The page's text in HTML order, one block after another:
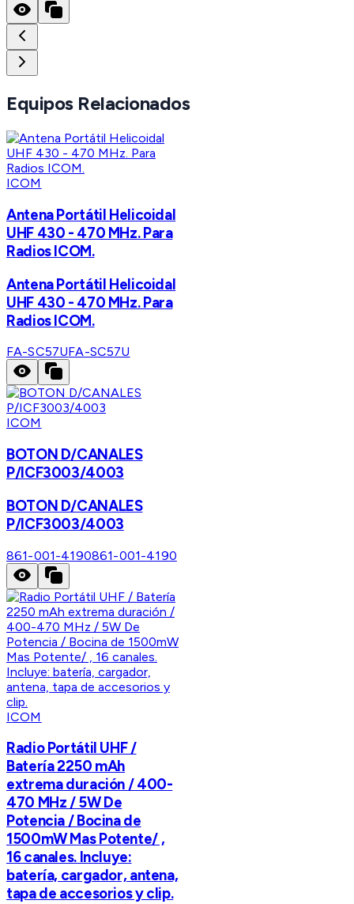
Equipos Relacionados
ICOM
Antena Portátil Helicoidal
UHF 430 - 470 MHz. Para
Radios ICOM.
Antena Portátil Helicoidal
UHF 430 - 470 MHz. Para
Radios ICOM.
FA-SC57UFA-SC57U
ICOM
BOTON D/CANALES
P/ICF3003/4003
BOTON D/CANALES
P/ICF3003/4003
861-001-4190861-001-4190
ICOM
Radio Portátil UHF /
Batería 2250 mAh
extrema duración / 400-
470 MHz / 5W De
Potencia / Bocina de
1500mW Mas Potente/ ,
16 canales. Incluye:
batería, cargador, antena,
tapa de accesorios y clip.